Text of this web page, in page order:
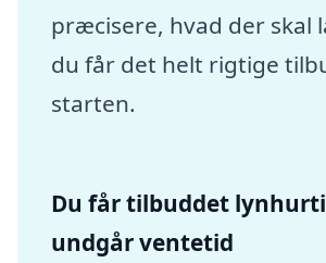
præcisere, hvad der skal
du får det helt rigtige
starten.
Du får tilbuddet
undgår ventetid